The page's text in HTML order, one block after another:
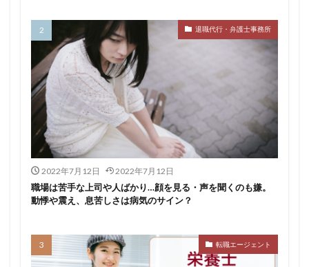
退職代行・弁護士事務所
2022年7月12日 2022年7月12日
職場は苦手な上司や人ばかり…顔を見る・声を聞くのも嫌。
動悸や震え、息苦しさは病気のサイン？
転職エージェント